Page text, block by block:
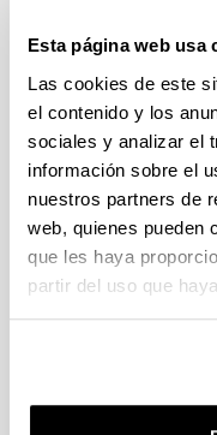
Esta página web usa
Las cookies de este
el contenido y los
sociales y analizar el
información sobre el
nuestros partners de
web, quienes pueden
que les haya
partir del uso que
FUNDACION LA
PROGRAMME 2027
Trámite abierto
CONVOCATORIA
PERSONAL
(2026)
Trámite abierto (Plazo
25/06/2026 23:59)
16/07/2026: Listado
PERSONAL